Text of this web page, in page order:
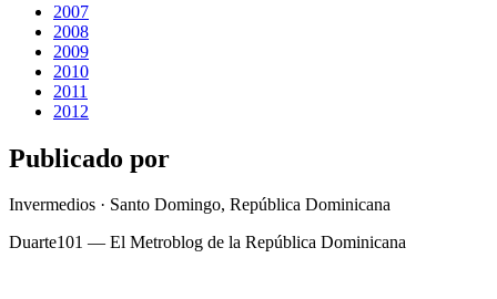
2007
2008
2009
2010
2011
2012
Publicado por
Invermedios · Santo Domingo, República Dominicana
Duarte101 — El Metroblog de la República Dominicana